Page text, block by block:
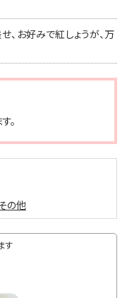
、お好みで紅しょうが、万
。
の他
す